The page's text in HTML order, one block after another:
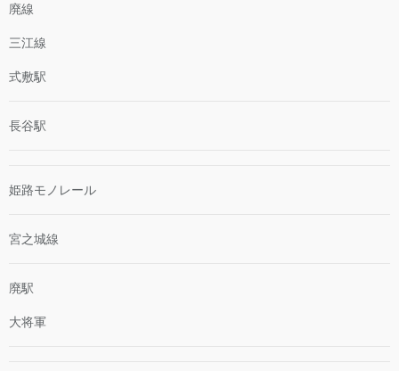
廃線
三江線
式敷駅
長谷駅
姫路モノレール
宮之城線
廃駅
大将軍